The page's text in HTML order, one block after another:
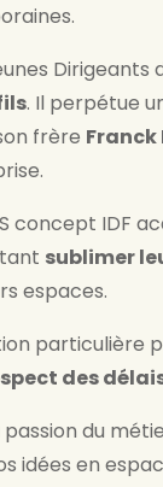
Dirigeants
. Il perpétue
frère Franck
concept IDF
sublimer
espaces.
particulière
des
passion du
idées en